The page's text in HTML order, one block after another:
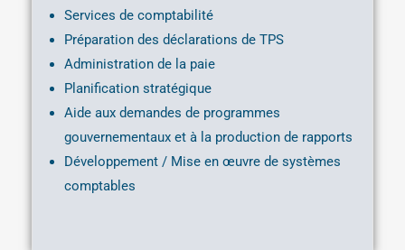
Services de comptabilité
Préparation des déclarations de TPS
Administration de la paie
Planification stratégique
Aide aux demandes de programmes
gouvernementaux et à la production de rapports
Développement / Mise en œuvre de systèmes
comptables